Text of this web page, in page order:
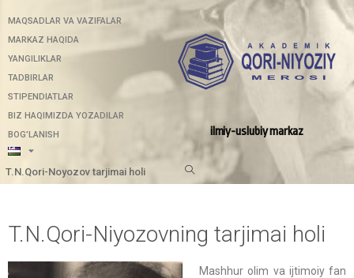
MAQSADLAR VA VAZIFALAR
MARKAZ HAQIDA
YANGILIKLAR
TADBIRLAR
STIPENDIATLAR
BIZ HAQIMIZDA YOZADILAR
BOG’LANISH
ilmiy-uslubiy markaz
T.N.Qori-Noyozov tarjimai holi
T.N.Qori-Niyozovning tarjimai holi
Mashhur olim va ijtimoiy fan